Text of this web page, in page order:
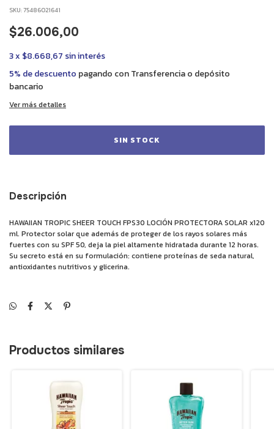
SKU:75486021641
$26.006,00
3x $8.668,67 sin interés
5% de descuento pagando con Transferencia o depósito
bancario
Ver más detalles
Descripción
HAWAIIAN TROPIC SHEER TOUCH FPS30 LOCIÓN PROTECTORA SOLAR x120
ml. Protector solar que además de proteger de los rayos solares más
fuertes con su SPF 50, deja la piel altamente hidratada durante 12 horas.
Su secreto está en su formulación: contiene proteínas de seda natural,
antioxidantes nutritivos y glicerina.
Productos similares